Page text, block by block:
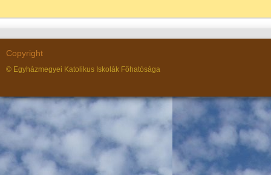
Copyright
© Egyházmegyei Katolikus Iskolák Főhatósága